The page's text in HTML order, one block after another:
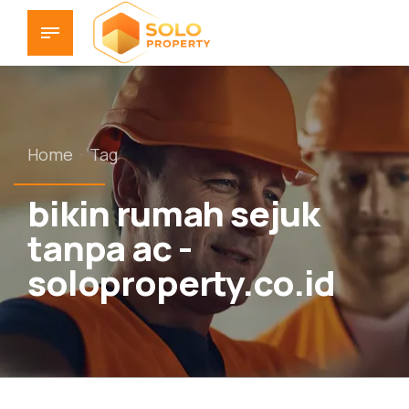
Home Tag
bikin rumah sejuk
tanpa ac -
soloproperty.co.id